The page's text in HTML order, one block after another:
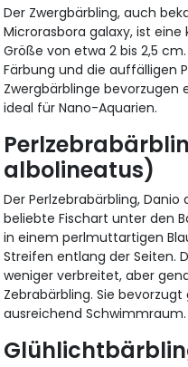
Der Zwergbärbling, auch
Microrasbora galaxy, ist
Größe von etwa 2 bis 2,5
Färbung und die auffälligen
Zwergbärblinge bevorzugen
ideal für Nano-Aquarien.
albolineatus)
Der Perlzebrabärbling,
beliebte Fischart unter den
in einem perlmuttartigen
Streifen entlang der Seiten.
weniger verbreitet, aber
Zebrabärbling. Sie
ausreichend Schwimmraum.